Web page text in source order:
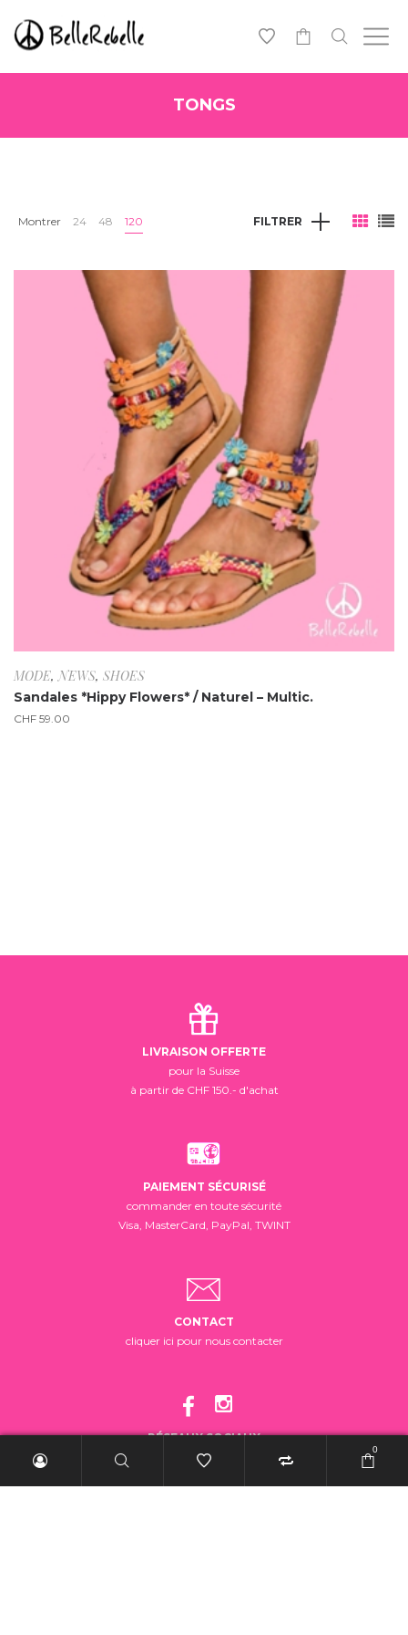
TONGS
Montrer 24 48 120 FILTRER
MODE,NEWS, SHOES
Sandales *Hippy Flowers* / Naturel – Multic.
CHF 59.00
LIVRAISON OFFERTE
pour la Suisse
à partir de CHF 150.- d'achat
PAIEMENT SÉCURISÉ
commander en toute sécurité
Visa, MasterCard, PayPal, TWINT
CONTACT
cliquer ici pour nous contacter
RÉSEAUX SOCIAUX
suivez-nous!
0